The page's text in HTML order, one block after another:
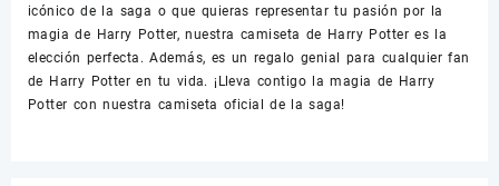
icónico de la saga o que quieras representar tu pasión por la
magia de Harry Potter, nuestra camiseta de Harry Potter es la
elección perfecta. Además, es un regalo genial para cualquier fan
de Harry Potter en tu vida. ¡Lleva contigo la magia de Harry
Potter con nuestra camiseta oficial de la saga!